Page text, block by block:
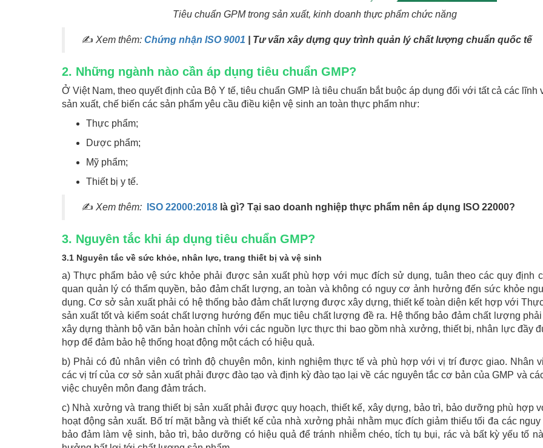
Tiêu chuẩn GPM trong sản xuất, kinh doanh thực phẩm chức năng
✍ Xem thêm: Chứng nhận ISO 9001 | Tư vấn xây dựng quy trình quản lý chất lượng chuẩn quốc tế
2. Những ngành nào cần áp dụng tiêu chuẩn GMP?
Ở Việt Nam, theo quyết định của Bộ Y tế, tiêu chuẩn GMP là tiêu chuẩn bắt buộc áp dụng đối với tất cả các lĩnh
sản xuất, chế biến các sản phẩm yêu cầu điều kiện vệ sinh an toàn thực phẩm như:
Thực phẩm;
Dược phẩm;
Mỹ phẩm;
Thiết bị y tế.
✍ Xem thêm: ISO 22000:2018 là gì? Tại sao doanh nghiệp thực phẩm nên áp dụng ISO 22000?
3. Nguyên tắc khi áp dụng tiêu chuẩn GMP?
3.1 Nguyên tắc về sức khỏe, nhân lực, trang thiết bị và vệ sinh
a) Thực phẩm bảo vệ sức khỏe phải được sản xuất phù hợp với mục đích sử dụng, tuân theo các quy định
quan quản lý có thẩm quyền, bảo đảm chất lượng, an toàn và không có nguy cơ ảnh hưởng đến sức khỏe
dụng. Cơ sở sản xuất phải có hệ thống bảo đảm chất lượng được xây dựng, thiết kế toàn diện kết hợp với
sản xuất tốt và kiểm soát chất lượng hướng đến mục tiêu chất lượng đề ra. Hệ thống bảo đảm chất lượng
xây dựng thành bộ văn bản hoàn chỉnh với các nguồn lực thực thi bao gồm nhà xưởng, thiết bị, nhân lực đầy
hợp để đảm bảo hệ thống hoạt động một cách có hiệu quả.
b) Phải có đủ nhân viên có trình độ chuyên môn, kinh nghiệm thực tế và phù hợp với vị trí được giao. Nhân
các vị trí của cơ sở sản xuất phải được đào tạo và định kỳ đào tạo lại về các nguyên tắc cơ bản của GMP và
việc chuyên môn đang đảm trách.
c) Nhà xưởng và trang thiết bị sản xuất phải được quy hoạch, thiết kế, xây dựng, bảo trì, bảo dưỡng phù hợp
hoạt động sản xuất. Bố trí mặt bằng và thiết kế của nhà xưởng phải nhằm mục đích giảm thiểu tối đa các
bảo đảm làm vệ sinh, bảo trì, bảo dưỡng có hiệu quả để tránh nhiễm chéo, tích tụ bụi, rác và bất kỳ yếu tố